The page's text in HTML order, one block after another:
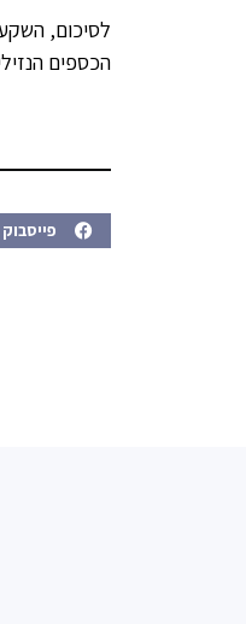
לסיכום,
הכספים
פייסבוק